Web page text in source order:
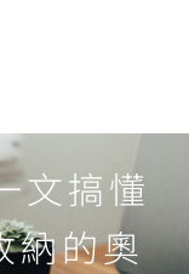
文搞懂
納的奧